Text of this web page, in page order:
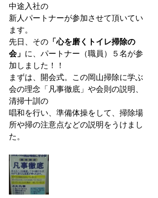
中途入社の
新人パートナーが参加させて頂いてい
ます。
先日、その 「心を磨くトイレ掃除の
会」 に、パートナー（職員）５名が参
加しました！！
まずは、開会式。この岡山掃除に学ぶ
会の理念「凡事徹底」や会則の説明、
清掃十訓の
唱和を行い、準備体操をして、掃除場
所や掃の注意点などの説明をうけまし
た。